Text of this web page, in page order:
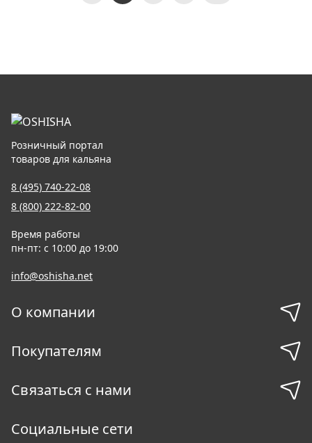
Розничный портал
товаров для кальяна
8 (495) 740-22-08
8 (800) 222-82-00
Время работы
пн-пт: с 10:00 до 19:00
info@oshisha.net
О компании
Покупателям
Связаться с нами
Социальные сети